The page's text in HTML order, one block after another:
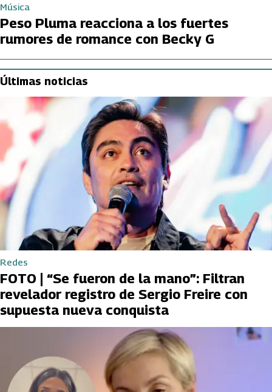
Música
Peso Pluma reacciona a los fuertes
rumores de romance con Becky G
Últimas noticias
Redes
FOTO | “Se fueron de la mano”: Filtran
revelador registro de Sergio Freire con
supuesta nueva conquista